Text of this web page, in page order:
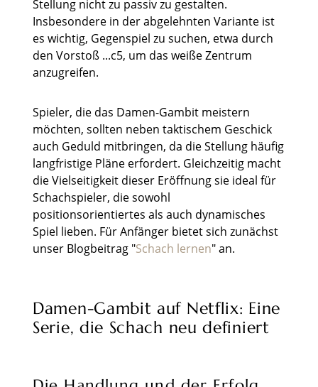
Stellung nicht zu passiv zu gestalten.
Insbesondere in der abgelehnten Variante ist
es wichtig, Gegenspiel zu suchen, etwa durch
den Vorstoß ...c5, um das weiße Zentrum
anzugreifen.
Spieler, die das Damen-Gambit meistern
möchten, sollten neben taktischem Geschick
auch Geduld mitbringen, da die Stellung häufig
langfristige Pläne erfordert. Gleichzeitig macht
die Vielseitigkeit dieser Eröffnung sie ideal für
Schachspieler, die sowohl
positionsorientiertes als auch dynamisches
Spiel lieben. Für Anfänger bietet sich zunächst
unser Blogbeitrag "Schach lernen" an.
Damen-Gambit auf Netflix: Eine
Serie, die Schach neu definiert